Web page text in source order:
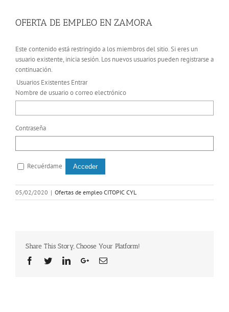
OFERTA DE EMPLEO EN ZAMORA
Este contenido está restringido a los miembros del sitio. Si eres un
usuario existente, inicia sesión. Los nuevos usuarios pueden registrarse a
continuación.
Usuarios Existentes Entrar
Nombre de usuario o correo electrónico
Contraseña
Recuérdame
05/02/2020 | Ofertas de empleo CITOPIC CYL
Share This Story, Choose Your Platform!
Facebook
TwitterLinkedinGoogle+Email